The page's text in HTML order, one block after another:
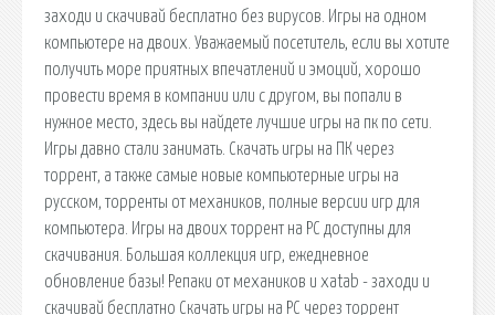
заходи и скачивай бесплатно без вирусов. Игры на одном
компьютере на двоих. Уважаемый посетитель, если вы хотите
получить море приятных впечатлений и эмоций, хорошо
провести время в компании или с другом, вы попали в
нужное место, здесь вы найдете лучшие игры на пк по сети.
Игры давно стали занимать. Скачать игры на ПК через
торрент, а также самые новые компьютерные игры на
русском, торренты от механиков, полные версии игр для
компьютера. Игры на двоих торрент на PC доступны для
скачивания. Большая коллекция игр, ежедневное
обновление базы! Репаки от механиков и xatab - заходи и
скачивай бесплатно Скачать игры на PC через торрент